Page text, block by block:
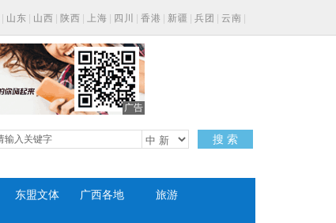
山东 山西 陕西 上海 四川 香港 新疆 兵团 云南
广告
搜 索
东盟文体 广西各地 旅游